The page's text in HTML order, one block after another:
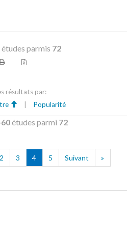
études parmis 72
résultats par:
Popularité
études parmi 72
2 3 4 5 Suivant »